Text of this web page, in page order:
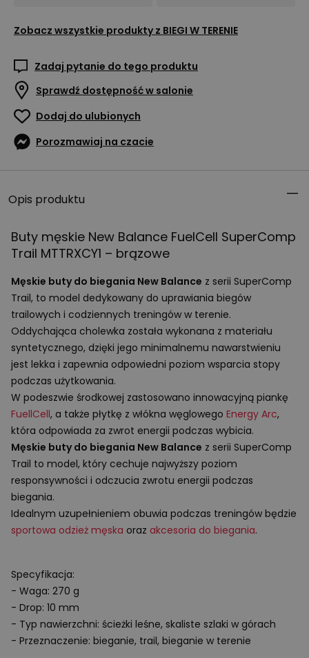
Zobacz wszystkie produkty z BIEGI W TERENIE
Zadaj pytanie do tego produktu
Sprawdź dostępność w salonie
Dodaj do ulubionych
Porozmawiaj na czacie
Opis produktu
Buty męskie New Balance FuelCell SuperComp
Trail MTTRXCY1 – brązowe
Męskie buty do biegania New Balance z serii SuperComp
Trail, to model dedykowany do uprawiania biegów
trailowych i codziennych treningów w terenie.
Oddychająca cholewka została wykonana z materiału
syntetycznego, dzięki jego minimalnemu nawarstwieniu
jest lekka i zapewnia odpowiedni poziom wsparcia stopy
podczas użytkowania.
W podeszwie środkowej zastosowano innowacyjną piankę
FuellCell, a także płytkę z włókna węglowego Energy Arc,
która odpowiada za zwrot energii podczas wybicia.
Męskie buty do biegania New Balance z serii SuperComp
Trail to model, który cechuje najwyższy poziom
responsywności i odczucia zwrotu energii podczas
biegania.
Idealnym uzupełnieniem obuwia podczas treningów będzie
sportowa odzież męska oraz akcesoria do biegania.
Specyfikacja:
- Waga: 270 g
- Drop: 10 mm
- Typ nawierzchni: ścieżki leśne, skaliste szlaki w górach
- Przeznaczenie: bieganie, trail, bieganie w terenie